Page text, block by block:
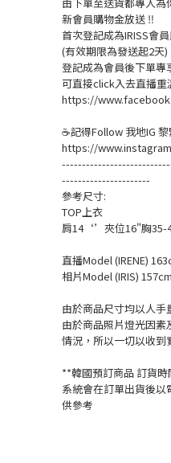
新會員購物金放送 ‼️
首次登記成為IRISS會
(有效期限為發送起2天)
登記成為會員後下單專
可直接click入去直播
https://
☕記得Follow 我地IG
https://
----------------------
參考尺寸:
TOP上衣
肩14‘’夾位16"胸35-
直播Model (IRENE)
相片Model (IRIS)
由於商品尺寸均以人手
由於商品照片燈光因
情況，所以一切以收到
**韓國預訂商品 訂貨
系統會在訂單出貨後
供參考